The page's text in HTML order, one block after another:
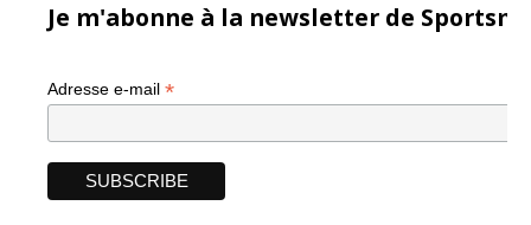
Je m'abonne à la newsletter de
Adresse e-mail *